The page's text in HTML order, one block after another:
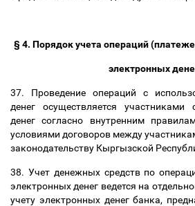
§ 4. Порядок учета операций
электронных
37. Проведение операций с
денег осуществляется участниками
денег согласно внутренним
условиями договоров между
законодательству Кыргызской
38. Учет денежных средств по
электронных денег ведется на
учету электронных денег банка,